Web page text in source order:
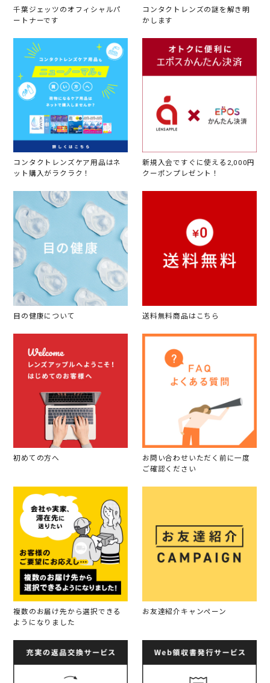
千葉ジェッツのオフィシャルパ
ートナーです
コンタクトレンズの謎を解き明
かします
コンタクトレンズケア用品はネ
ット購入がラクラク！
新規入会ですぐに使える2,000円
クーポンプレゼント！
目の健康について 送料無料商品はこちら
初めての方へ
お問い合わせいただく前に一度
ご確認ください
複数のお届け先から選択できる
ようになりました
お友達紹介キャンペーン